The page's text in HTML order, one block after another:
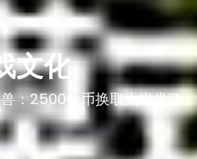
文化
兽：2500金币换取大米坐骑